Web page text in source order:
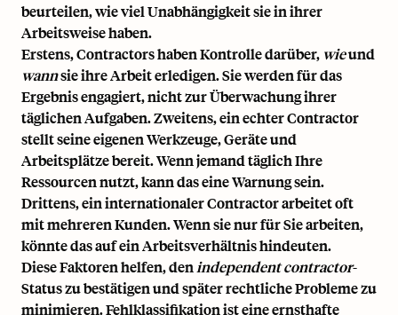
beurteilen, wie viel Unabhängigkeit sie in ihrer
Arbeitsweise haben.
Erstens, Contractors haben Kontrolle darüber, wieund
wannsie ihre Arbeit erledigen. Sie werden für das
Ergebnis engagiert, nicht zur Überwachung ihrer
täglichen Aufgaben. Zweitens, ein echter Contractor
stellt seine eigenen Werkzeuge, Geräte und
Arbeitsplätze bereit. Wenn jemand täglich Ihre
Ressourcen nutzt, kann das eine Warnung sein.
Drittens, ein internationaler Contractor arbeitet oft
mit mehreren Kunden. Wenn sie nur für Sie arbeiten,
könnte das auf ein Arbeitsverhältnis hindeuten.
Diese Faktoren helfen, den independent contractor-
Status zu bestätigen und später rechtliche Probleme zu
minimieren. Fehlklassifikation ist eine ernsthafte